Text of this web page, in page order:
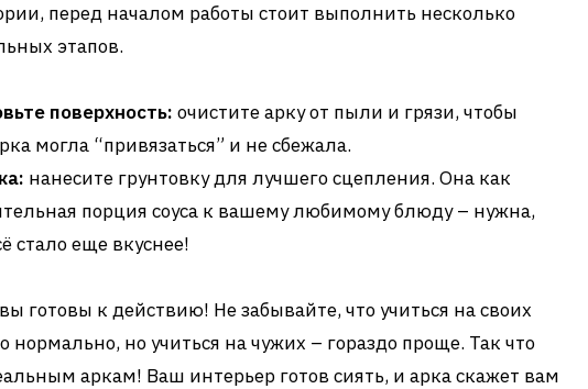
перед началом работы стоит выполнить несколько
этапов.
поверхность: очистите арку от пыли и грязи, чтобы
могла “привязаться” и не сбежала.
нанесите грунтовку для лучшего сцепления. Она как
порция соуса к вашему любимому блюду – нужна,
стало еще вкуснее!
готовы к действию! Не забывайте, что учиться на своих
нормально, но учиться на чужих – гораздо проще. Так что
аркам! Ваш интерьер готов сиять, и арка скажет вам